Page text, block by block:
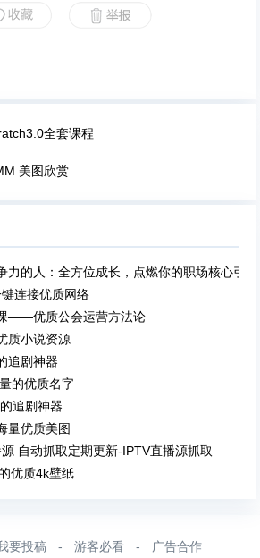
全套课程
美图欣赏
力的人：全方位成长，点燃你的职场核心引擎
连接优质网络
——优质公会运营方法论
质小说资源
追剧神器
的优质名字
追剧神器
量优质美图
自动抓取定期更新-IPTV直播源抓取
优质4k壁纸
要投稿 - 游客必看 - 广告合作